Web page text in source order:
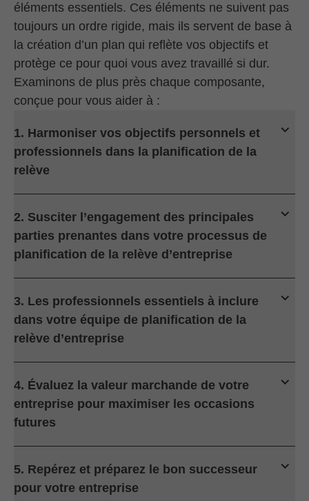
éléments essentiels. Ces éléments ne suivent pas
toujours un ordre rigide, mais ils servent de base à
la création d’un plan qui reflète vos objectifs et
protège ce pour quoi vous avez travaillé si dur.
Examinons de plus près chaque composante,
conçue pour vous aider à :
1. Harmoniser vos objectifs personnels et
professionnels dans la planification de la
relève
2. Susciter l’engagement des principales
parties prenantes dans votre processus de
planification de la relève d’entreprise
3. Les professionnels essentiels à inclure
dans votre équipe de planification de la
relève d’entreprise
4. Évaluez la valeur marchande de votre
entreprise pour maximiser les occasions
futures
5. Repérez et préparez le bon successeur
pour votre entreprise